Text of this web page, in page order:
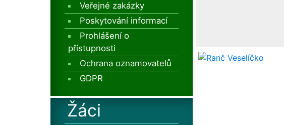
Veřejné zakázky
Poskytování informací
Prohlášení o
přístupnosti
Ochrana oznamovatelů
GDPR
Žáci